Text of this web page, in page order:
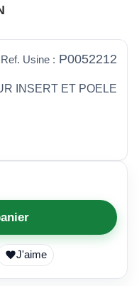
Ref. Usine : P0052212
INSERT ET POELE
J'aime